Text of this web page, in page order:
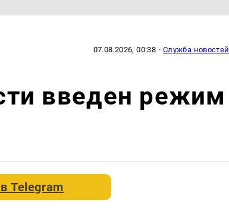
07.08.2026, 00:38 · Служба новостей
введен режим
вTelegram